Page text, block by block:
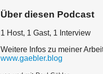
Über diesen Podcast
1 Host, 1 Gast, 1 Interview
Weitere Infos zu meiner
www.gaebler.blog